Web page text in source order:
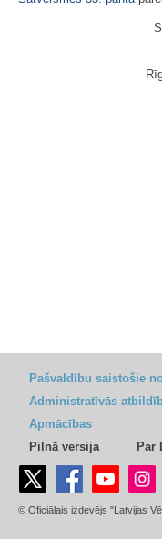
Pašvaldību saistošie
Administratīvās
Apmācības
Pilnā versija
Par
© Oficiālais izdevējs "Latvijas